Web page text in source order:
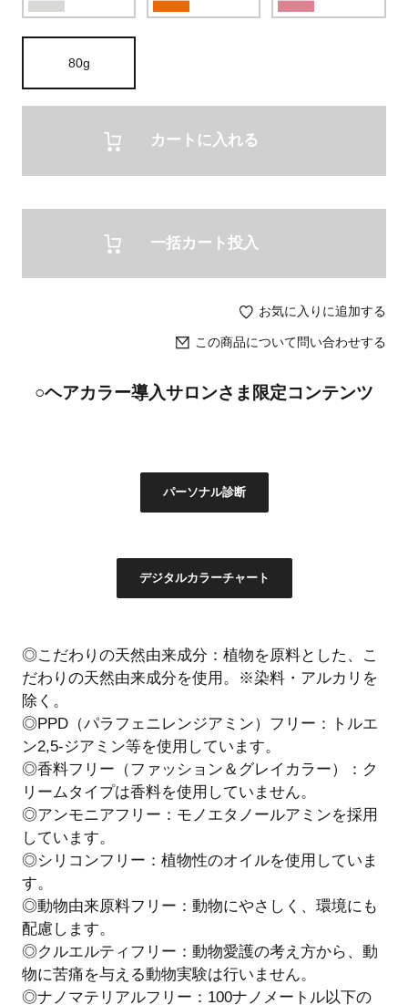
80g
カートに入れる
一括カート投入
お気に入りに追加する
この商品について問い合わせする
○ヘアカラー導入サロンさま限定コンテンツ
パーソナル診断
デジタルカラーチャート
◎こだわりの天然由来成分：植物を原料とした、こ
だわりの天然由来成分を使用。※染料・アルカリを
除く。
◎PPD（パラフェニレンジアミン）フリー：トルエ
ン2,5-ジアミン等を使用しています。
◎香料フリー（ファッション＆グレイカラー）：ク
リームタイプは香料を使用していません。
◎アンモニアフリー：モノエタノールアミンを採用
しています。
◎シリコンフリー：植物性のオイルを使用していま
す。
◎動物由来原料フリー：動物にやさしく、環境にも
配慮します。
◎クルエルティフリー：動物愛護の考え方から、動
物に苦痛を与える動物実験は行いません。
◎ナノマテリアルフリー：100ナノメートル以下の